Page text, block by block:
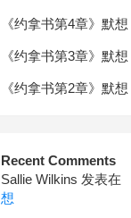
《约拿书第4章》默想
《约拿书第3章》默想
《约拿书第2章》默想
Recent Comments
Sallie Wilkins 发表在
想